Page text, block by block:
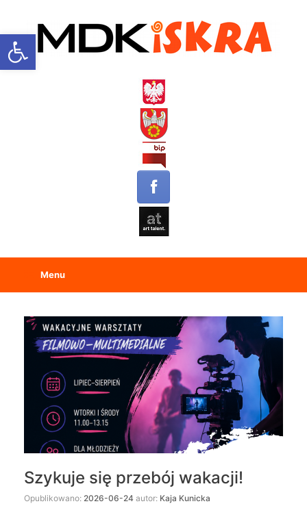
Open toolbar
Menu
Szykuje się przebój wakacji!
Opublikowano: 2026-06-24 autor: Kaja Kunicka